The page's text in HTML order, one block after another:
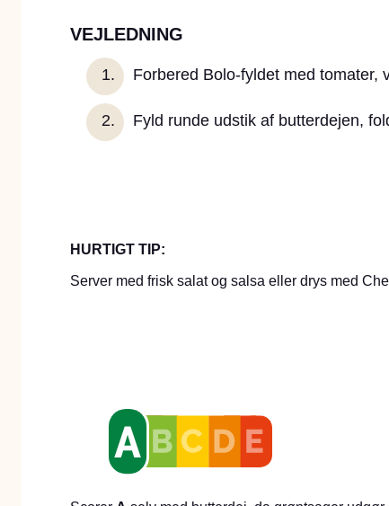
VEJLEDNING
Forbered Bolo-fyldet med tomater,
Fyld runde udstik af butterdejen,
HURTIGT TIP:
Server med frisk salat og salsa eller drys med